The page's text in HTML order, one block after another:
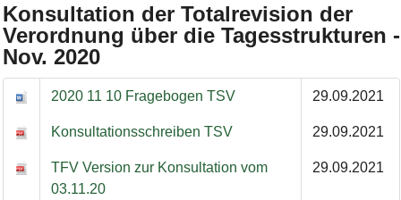
Konsultation der Totalrevision der
Verordnung über die Tagesstrukturen -
Nov. 2020
Konsultation der Totalrevision der Verordnung über die
2020 11 10 Fragebogen TSV 29.09.2021
Konsultationsschreiben TSV 29.09.2021
TFV Version zur Konsultation vom
03.11.20
29.09.2021